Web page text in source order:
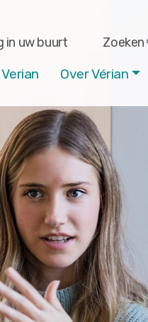
in uw buurt Zoeken
Over Vérian